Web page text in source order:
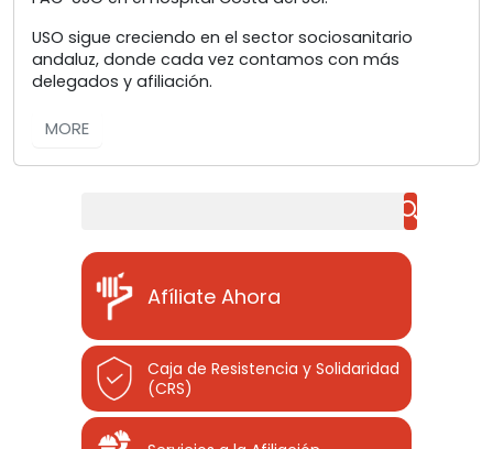
USO sigue creciendo en el sector sociosanitario
andaluz, donde cada vez contamos con más
delegados y afiliación.
MORE
Afíliate Ahora
Caja de Resistencia y Solidaridad
(CRS)